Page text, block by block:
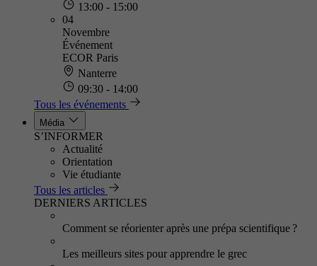
13:00 - 15:00
04
Novembre
Événement
ECOR Paris
Nanterre
09:30 - 14:00
Tous les événements
Média
S’INFORMER
Actualité
Orientation
Vie étudiante
Tous les articles
DERNIERS ARTICLES
Comment se réorienter après une prépa scientifique ?
Les meilleurs sites pour apprendre le grec